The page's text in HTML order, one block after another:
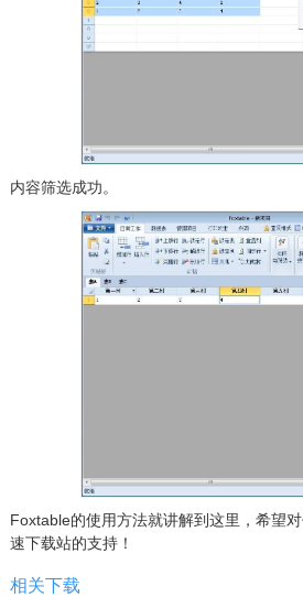
内容筛选成功。
Foxtable的使用方法就讲解到这里，希望
速下载站的支持！
相关下载